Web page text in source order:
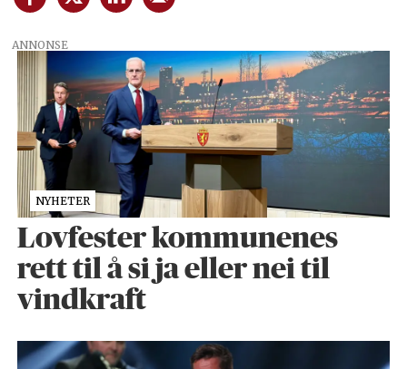
ANNONSE
NYHETER
Lovfester kommunenes
rett til å si ja eller nei til
vindkraft